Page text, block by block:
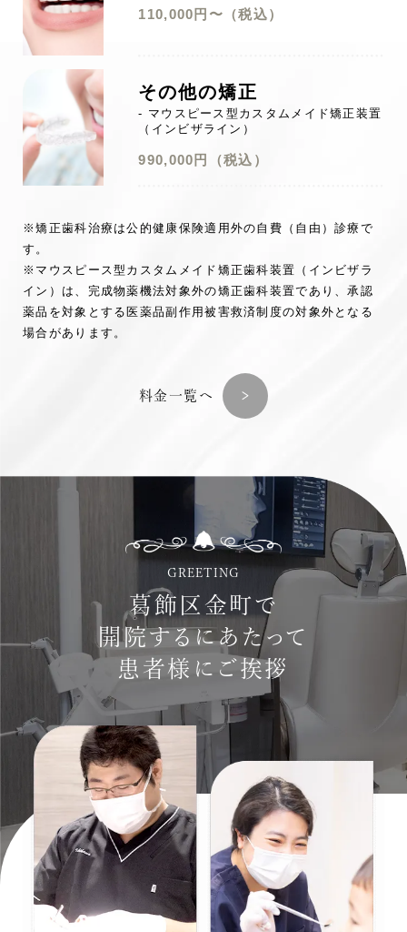
110,000円〜（税込）
その他の矯正
- マウスピース型カスタムメイド矯正装置
（インビザライン）
990,000円（税込）
※矯正歯科治療は公的健康保険適用外の自費（自由）診療で
す。
※マウスピース型カスタムメイド矯正歯科装置（インビザラ
イン）は、完成物薬機法対象外の矯正歯科装置であり、承認
薬品を対象とする医薬品副作用被害救済制度の対象外となる
場合があります。
料金一覧へ
GREETING
葛飾区金町で
開院するにあたって
患者様にご挨拶